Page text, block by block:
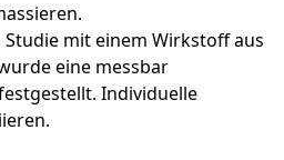
mit einem Wirkstoff aus
eine messbar
Individuelle